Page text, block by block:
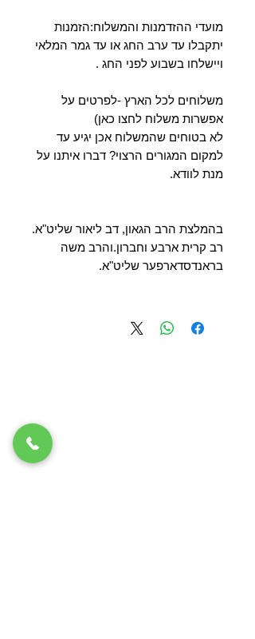
מועדי ההזדמנות והמשלוח:הזמנות
יתקבלו עד ערב החג או עד גמר המלאי
ויישלחו בשבוע לפני החג .
משלוחים לכל הארץ -לפרטים על
אפשרות משלוח לחצו כאן)
לא בטוחים שהמשלוח אכן יגיע עד
למקום המגורים הרצוי? דברו איתנו על
מנת לוודא.
בהמלצת הרב הגאון, דב ליאור שליט"א.
רב קרית ארבע וחברון.והרב משה
בראנדסדארפער שליט"א.